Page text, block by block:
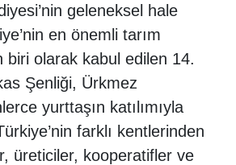
geleneksel hale
en önemli tarım
biri olarak kabul edilen 14.
Şenliği, Ürkmez
yurttaşın katılımıyla
farklı kentlerinden
üreticiler, kooperatifler ve